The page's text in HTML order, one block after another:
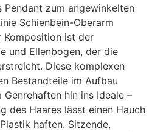
zum angewinkelten
Schienbein-Oberarm
ist der
und Ellenbogen, der die
Diese komplexen
Bestandteile im Aufbau
hin ins Ideale –
des Haares lässt einen Hauch
haften. Sitzende,